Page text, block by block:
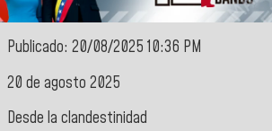
Publicado: 20/08/2025 10:36 PM
20 de agosto 2025
Desde la clandestinidad